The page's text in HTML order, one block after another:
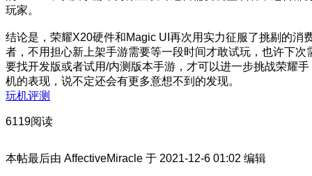
玩家。
结论是，荣耀X20硬件和Magic UI再次用实力征服了挑剔的消
者，不用担心新上架手游需要等一段时间才敢试玩，也许下次
要找开发版或者试用/内测版本手游，才可以进一步挑战荣耀手
机的表现，说不定还会有更多意想不到的发现。
玩机评测
6119阅读
本帖最后由 AffectiveMiracle 于 2021-12-6 01:02 编辑